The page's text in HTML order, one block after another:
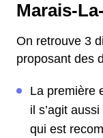
Marais-
On retrouve 3
proposant des
La première
il s’agit
qui est